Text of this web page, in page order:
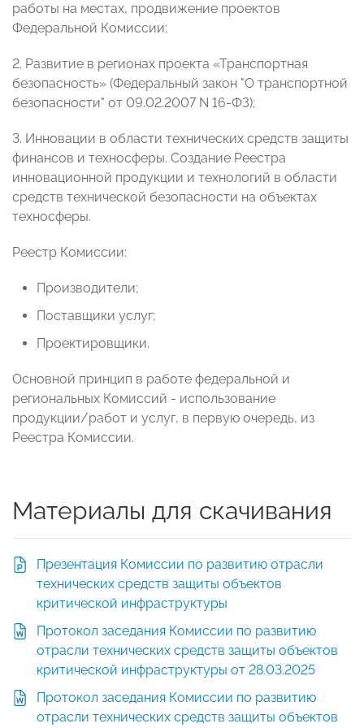
работы на местах, продвижение проектов
Федеральной Комиссии;
2. Развитие в регионах проекта «Транспортная
безопасность» (Федеральный закон "О транспортной
безопасности" от 09.02.2007 N 16-ФЗ);
3. Инновации в области технических средств защиты
финансов и техносферы. Создание Реестра
инновационной продукции и технологий в области
средств технической безопасности на объектах
техносферы.
Реестр Комиссии:
Производители;
Поставщики услуг;
Проектировщики.
Основной принцип в работе федеральной и
региональных Комиссий - использование
продукции/работ и услуг, в первую очередь, из
Реестра Комиссии.
Материалы для скачивания
Презентация Комиссии по развитию отрасли
технических средств защиты объектов
критической инфраструктуры
Протокол заседания Комиссии по развитию
отрасли технических средств защиты объектов
критической инфраструктуры от 28.03.2025
Протокол заседания Комиссии по развитию
отрасли технических средств защиты объектов